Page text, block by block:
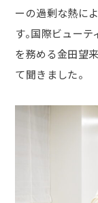
ーの過剰な熱に
す。国際ビュー
を務める金田望
て聞きました。